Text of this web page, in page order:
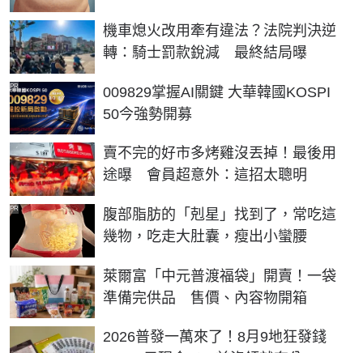
機車熄火改用牽有違法？法院判決逆
轉：騎士罰款銳減 最終結局曝
009829掌握AI關鍵 大華韓國KOSPI
50今強勢開募
PR
賣不完的好市多烤雞沒丟掉！最後用
途曝 會員超意外：這招太聰明
腹部脂肪的「剋星」找到了，常吃這
幾物，吃走大肚囊，瘦出小蠻腰
PR
萊爾富「中元普渡福袋」開賣！一袋
準備完供品 售價、內容物開箱
2026普發一萬來了！8月9地狂發錢